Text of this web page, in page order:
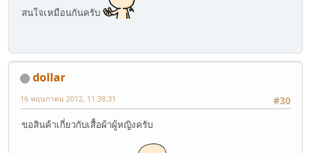
สนใจเหมือนกันครับ
dollar
#30
16 พฤษภาคม 2012, 11:38:31
ขอสินค้าเกี่ยวกับเสื้อผ้าผู้หญิงครับ